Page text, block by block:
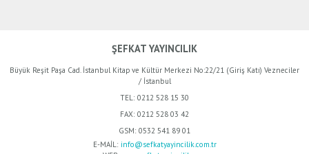
ŞEFKAT YAYINCILIK
Büyük Reşit Paşa Cad. İstanbul Kitap ve Kültür Merkezi No:22/21 (Giriş Katı) Vezneciler
/ İstanbul
TEL: 0212 528 15 30
FAX: 0212 528 03 42
GSM: 0532 541 89 01
E-MAİL: info@sefkatyayincilik.com.tr